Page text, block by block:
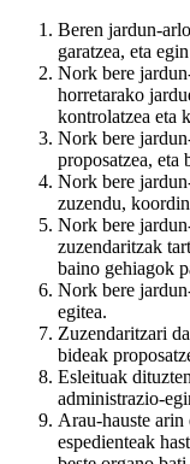
Beren jardun-
garatzea, eta
Nork bere
horretarako
kontrolatzea eta
Nork bere
proposatzea, eta
Nork bere
zuzendu,
Nork bere
zuzendaritzak
baino gehiagok
Nork bere
egitea.
Zuzendaritzari
bideak
Esleituak
administrazio-
Arau-hauste arin
espedienteak